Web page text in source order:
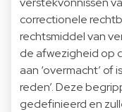
correctionele
rechtsmiddel van
de afwezigheid op
aan ‘overmacht’
reden’. Deze
gedefinieerd en